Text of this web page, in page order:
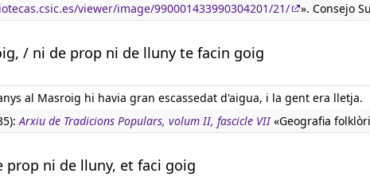
viewer/image/990001433990304201/21/
». Consejo
/ ni de prop ni de lluny te facin goig
al Masroig hi havia gran escassedat d'aigua, i la gent era lletja.
Arxiu de Tradicions Populars, volum II, fascicle VII«Geografia
prop ni de lluny, et faci goig